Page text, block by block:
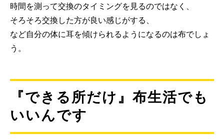
時間を測って交換のタイミングを見るのではなく、
そろそろ交換した方が良い感じがする、
など自分の体に耳を傾けられるようになるのは布でしょ
う。
『できる所だけ』布生活でも
いいんです